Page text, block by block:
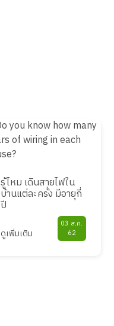
รู้ไหม เดินสายไฟใน
บ้านแต่ละครั้ง มีอายุกี่
ปี
ดูเพิ่มเติม
03 ส.ค.
62